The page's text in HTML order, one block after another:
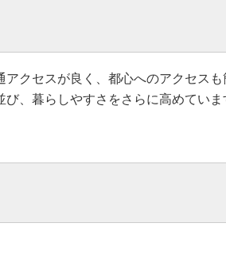
クセスが良く、都心へのアクセス
、暮らしやすさをさらに高めてい